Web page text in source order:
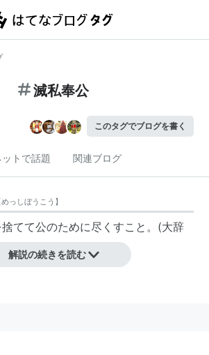
滅私奉公
このタグでブログを書く
ットで話題 関連ブログ
めっしぼうこう 】
てて公のために尽くすこと。(大辞
解説の続きを読む